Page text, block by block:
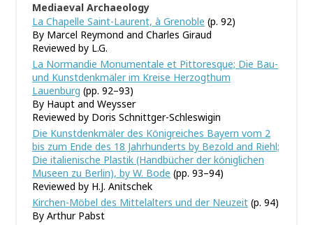
Mediaeval Archaeology
La Chapelle Saint-Laurent, à Grenoble (p. 92)
By Marcel Reymond and Charles Giraud
Reviewed by L.G.
La Normandie Monumentale et Pittoresque; Die Bau-
und Kunstdenkmäler im Kreise Herzogthum
Lauenburg (pp. 92–93)
By Haupt and Weysser
Reviewed by Doris Schnittger-Schleswigin
Die Kunstdenkmäler des Königreiches Bayern vom 2
bis zum Ende des 18 Jahrhunderts by Bezold and Riehl;
Die italienische Plastik (Handbücher der königlichen
Museen zu Berlin), by W. Bode (pp. 93–94)
Reviewed by H.J. Anitschek
Kirchen-Möbel des Mittelalters und der Neuzeit (p. 94)
By Arthur Pabst